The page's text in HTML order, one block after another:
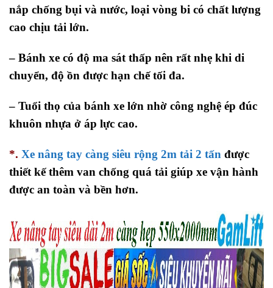
nắp chống bụi và nước, loại vòng bi có chất lượng
cao chịu tải lớn.
– Bánh xe có độ ma sát thấp nên rất nhẹ khi di
chuyển, độ ồn được hạn chế tối đa.
– Tuổi thọ của bánh xe lớn nhờ công nghệ ép đúc
khuôn nhựa ở áp lực cao.
*. Xe nâng tay càng siêu rộng 2m tải 2 tấn được
thiết kế thêm van chống quá tải giúp xe vận hành
được an toàn và bền hơn.